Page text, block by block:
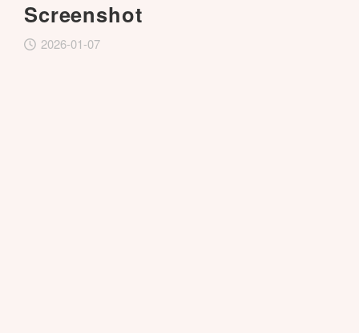
Screenshot
2026-01-07